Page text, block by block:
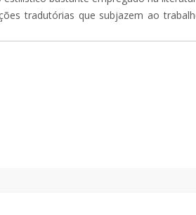
tradutórias que subjazem ao